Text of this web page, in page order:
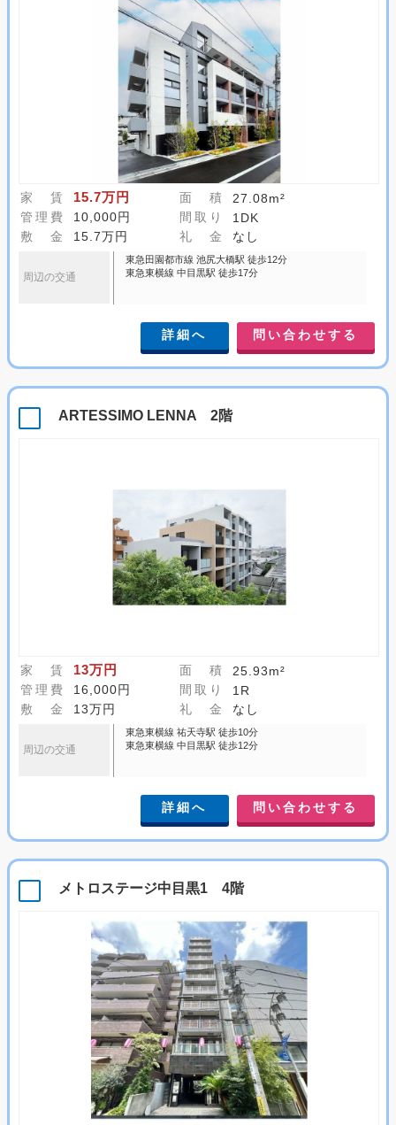
家 賃 15.7万円 面 積
27.08m²
管理費
10,000円 間取り
1DK
敷 金
15.7万円 礼 金 なし
周辺の交通
東急田園都市線 池尻大橋駅 徒歩12分
東急東横線 中目黒駅 徒歩17分
詳細へ 問い合わせする
ARTESSIMO LENNA 2階
家 賃 13万円 面 積
25.93m²
管理費
16,000円 間取り
1R
敷 金
13万円 礼 金 なし
周辺の交通
東急東横線 祐天寺駅 徒歩10分
東急東横線 中目黒駅 徒歩12分
詳細へ 問い合わせする
メトロステージ中目黒1 4階